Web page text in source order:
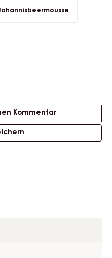
Kommentar